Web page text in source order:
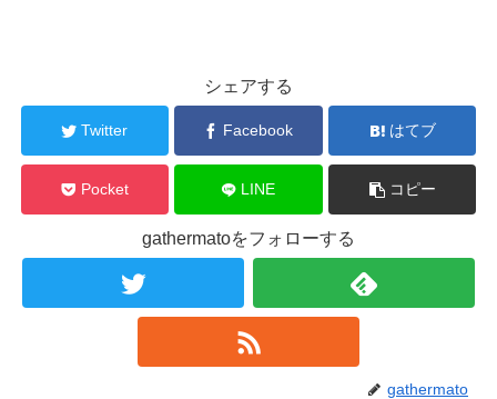
シェアする
Twitter Facebook はてブ
Pocket LINE コピー
gathermatoをフォローする
gathermato